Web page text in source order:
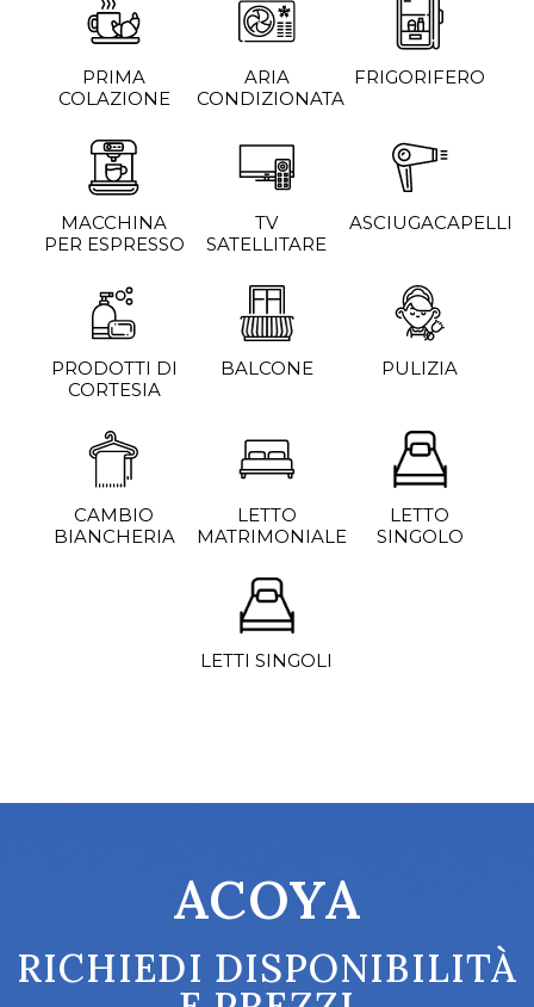
PRIMA
COLAZIONE
ARIA
CONDIZIONATA
FRIGORIFERO
MACCHINA
PER ESPRESSO
TV
SATELLITARE
ASCIUGACAPELLI
PRODOTTI DI
CORTESIA
BALCONE PULIZIA
CAMBIO
BIANCHERIA
LETTO
MATRIMONIALE
LETTO
SINGOLO
LETTI SINGOLI
ACOYA
RICHIEDI DISPONIBILITÀ